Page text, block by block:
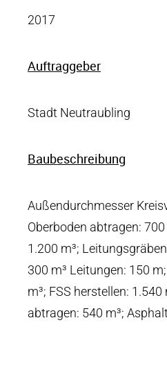
2017
Auftraggeber
Stadt Neutraubling
Baubeschreibung
Außendurchmesser
Oberboden abtragen:
1.200 m³;
300 m³ Leitungen: 150
m³; FSS herstellen: 1.540
abtragen: 540 m³;